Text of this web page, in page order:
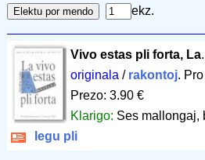
ekz.
Vivo estas pli forta, La
originala / rakontoj.
Prezo: 3.90 €
Klarigo: Ses mallongaj,
legu pli